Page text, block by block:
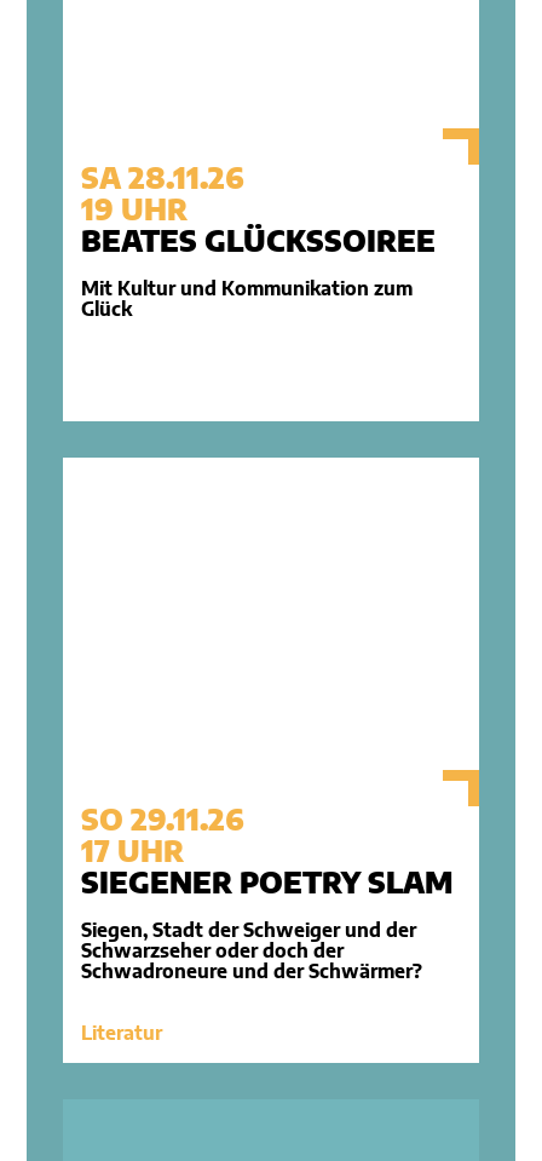
SA 28.11.26
19 UHR
BEATES GLÜCKSSOIREE
Mit Kultur und Kommunikation zum
Glück
SO 29.11.26
17 UHR
SIEGENER POETRY SLAM
Siegen, Stadt der Schweiger und der
Schwarzseher oder doch der
Schwadroneure und der Schwärmer?
Literatur